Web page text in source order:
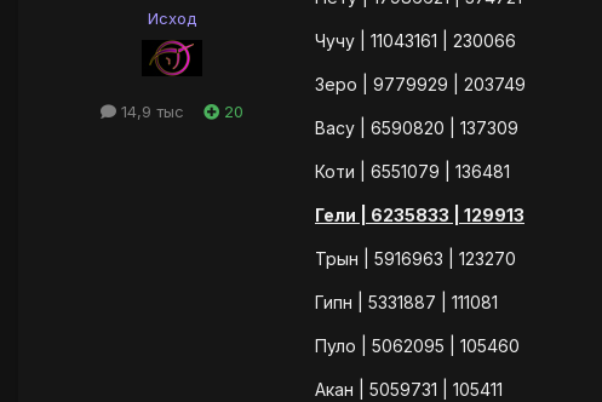
Исход
14,9 тыс 20
Чучу | 11043161 | 230066
Зеро | 9779929 | 203749
Васу | 6590820 | 137309
Коти | 6551079 | 136481
Гели | 6235833 | 129913
Трын | 5916963 | 123270
Гипн | 5331887 | 111081
Пуло | 5062095 | 105460
Акан | 5059731 | 105411